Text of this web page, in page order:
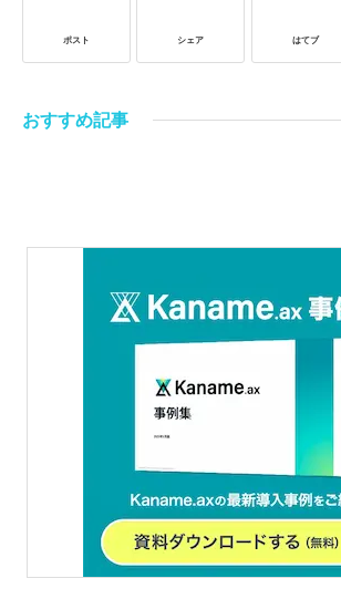
ポスト シェア はてブ
おすすめ記事